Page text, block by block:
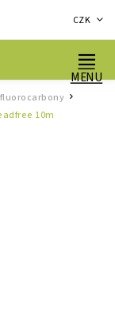
CZK
/
10m